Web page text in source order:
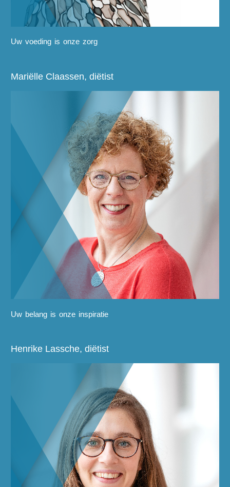
Uw voeding is onze zorg
Mariëlle Claassen, diëtist
Uw belang is onze inspiratie
Henrike Lassche, diëtist